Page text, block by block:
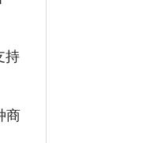
持
商